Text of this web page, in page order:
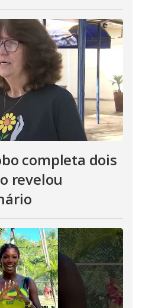
completa dois
revelou